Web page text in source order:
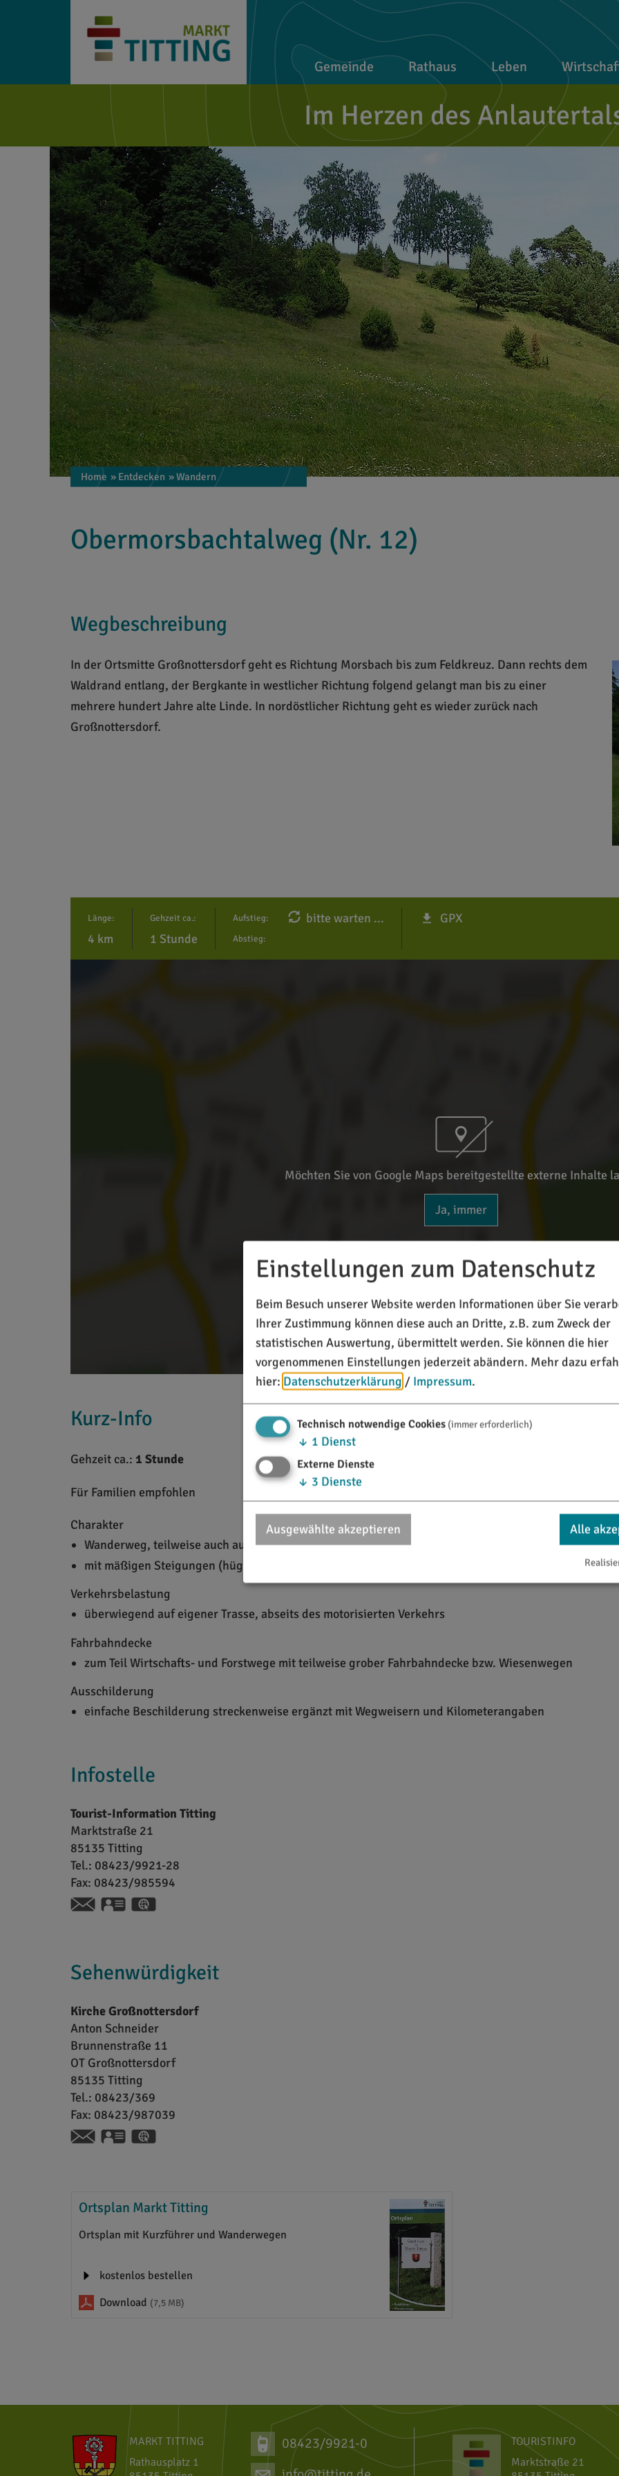
Gemeinde Rathaus Leben
Im Herzen des
Home » Entdecken » Wandern
Obermorsbachtalweg (Nr. 12)
Wegbeschreibung
In der Ortsmitte Großnottersdorf geht es Richtung Morsbach bis zum Feldkreuz. Dann rechts dem
Waldrand entlang, der Bergkante in westlicher Richtung folgend gelangt man bis zu einer
mehrere hundert Jahre alte Linde. In nordöstlicher Richtung geht es wieder zurück nach
Großnottersdorf.
Länge:
4 km
Gehzeit ca.:
1 Stunde
Aufstieg: bitte warten ...
Abstieg:
GPX
Möchten Sie von Google Maps bereitgestellte externe Inhalte
Ja, immer
Kurz-Info
Gehzeit ca.: 1 Stunde
Für Familien empfohlen
Charakter
Wanderweg, teilweise auch auf naturnahen, pfadigen Wegstrecken, mit Steigungen, aber mit
mit mäßigen Steigungen (hügelig)
Verkehrsbelastung
überwiegend auf eigener Trasse, abseits des motorisierten Verkehrs
Fahrbahndecke
zum Teil Wirtschafts- und Forstwege mit teilweise grober Fahrbahndecke bzw. Wiesenwegen
Ausschilderung
einfache Beschilderung streckenweise ergänzt mit Wegweisern und Kilometerangaben
Infostelle
Tourist-Information Titting
Marktstraße 21
85135 Titting
Tel.: 08423/9921-28
Fax: 08423/985594
vCard
Sehenwürdigkeit
Kirche Großnottersdorf
Anton Schneider
Brunnenstraße 11
OT Großnottersdorf
85135 Titting
Tel.: 08423/369
Fax: 08423/987039
vCard
Ortsplan Markt Titting
Ortsplan mit Kurzführer und Wanderwegen
kostenlos bestellen
Download (7,5 MB)
MARKT TITTING
Rathausplatz 1
08423/9921-0
TOURISTINFO
Marktstraße 21
Einstellungen zum Datenschutz
Beim Besuch unserer Website werden Informationen über Sie
Ihrer Zustimmung können diese auch an Dritte, z.B. zum Zweck der
statistischen Auswertung, übermittelt werden. Sie können die hier
vorgenommenen Einstellungen jederzeit abändern. Mehr dazu
hier: Datenschutzerklärung / Impressum.
Technisch notwendige Cookies (immer erforderlich)
↓ 1 Dienst
Externe Dienste
↓ 3 Dienste
Ausgewählte akzeptieren Alle